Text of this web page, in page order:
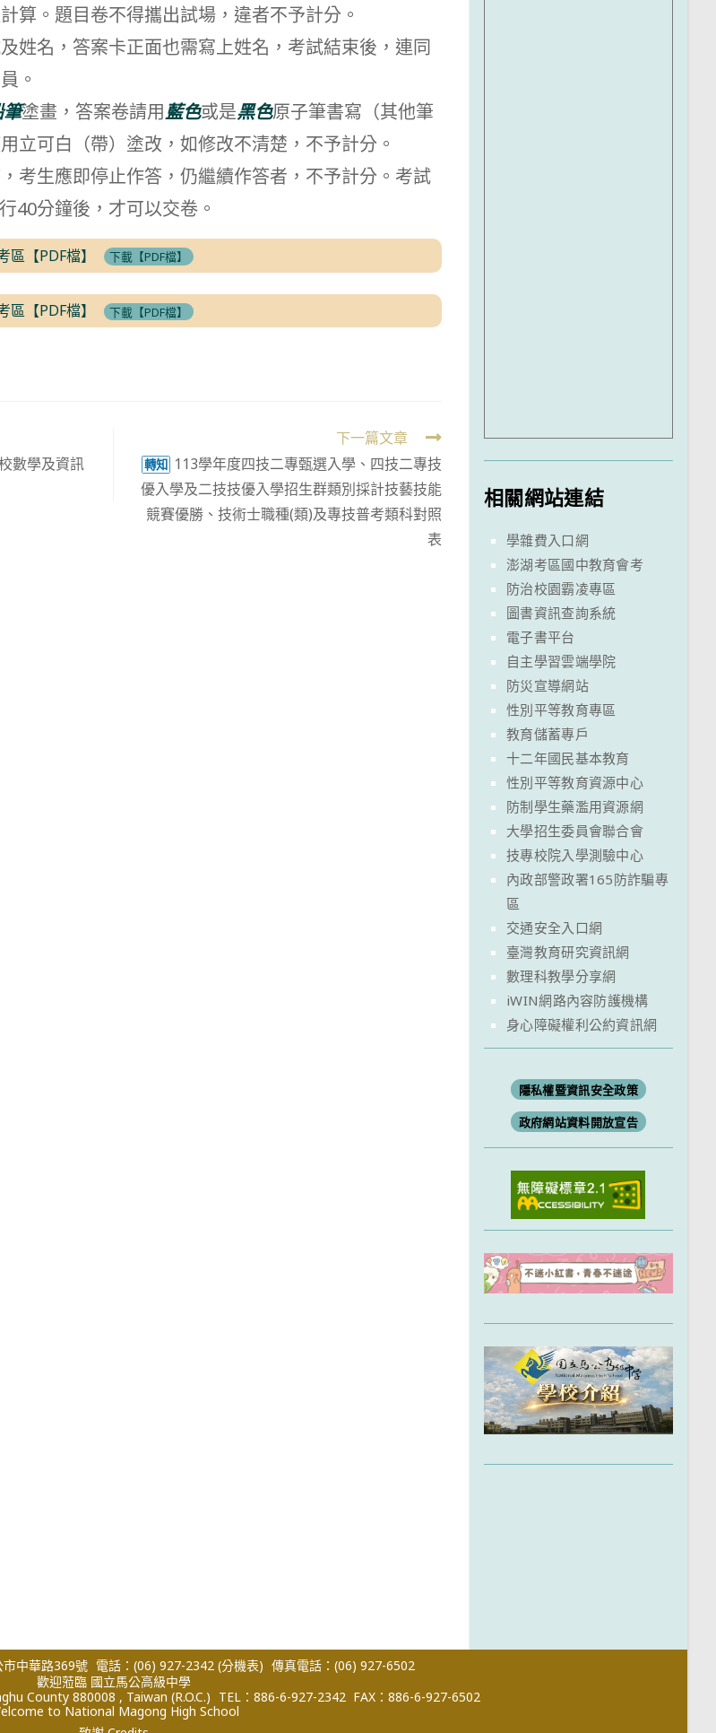
算。題目卷不得攜出試場，違者不予計分。
姓名，答案卡正面也需寫上姓名，考試結束後，連同
。
塗畫，答案卷請用藍色或是黑色原子筆書寫（其他筆
立可白（帶）塗改，如修改不清楚，不予計分。
考生應即停止作答，仍繼續作答者，不予計分。考試
40分鐘後，才可以交卷。
【PDF檔】 下載【PDF檔】
【PDF檔】 下載【PDF檔】
數學及資訊
下一篇文章
轉知 113學年度四技二專甄選入學、四技二專技
優入學及二技技優入學招生群類別採計技藝技能
競賽優勝、技術士職種(類)及專技普考類科對照
表
開啟
相關網站連結
學雜費入口網
澎湖考區國中教育會考
防治校園霸凌專區
圖書資訊查詢系統
電子書平台
自主學習雲端學院
防災宣導網站
性別平等教育專區
教育儲蓄專戶
十二年國民基本教育
性別平等教育資源中心
防制學生藥濫用資源網
大學招生委員會聯合會
技專校院入學測驗中心
內政部警政署165防詐騙專
區
交通安全入口網
臺灣教育研究資訊網
數理科教學分享網
iWIN網路內容防護機構
身心障礙權利公約資訊網
隱私權暨資訊安全政策
政府網站資料開放宣告
中華路369號 電話：(06) 927-2342 (分機表) 傳真電話：(06) 927-6502
歡迎蒞臨 國立馬公高級中學
County 880008 , Taiwan (R.O.C.) TEL：886-6-927-2342 FAX：886-6-927-6502
to National Magong High School